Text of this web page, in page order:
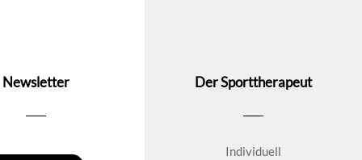
Newsletter Der Sporttherapeut
Individuell